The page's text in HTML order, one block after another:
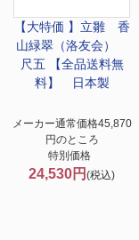
【大特価 】 立雛 香
山緑翠（洛友会）
尺五 【全品送料無
料】 日本製
メーカー通常価格45,870
円のところ
特別価格
24,530円(税込)